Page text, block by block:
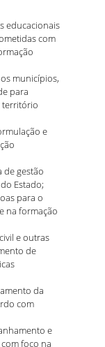
educacionais
com
municípios,
para
território
e
de gestão
Estado;
para o
na formação
e outras
de
da
com
e
foco na